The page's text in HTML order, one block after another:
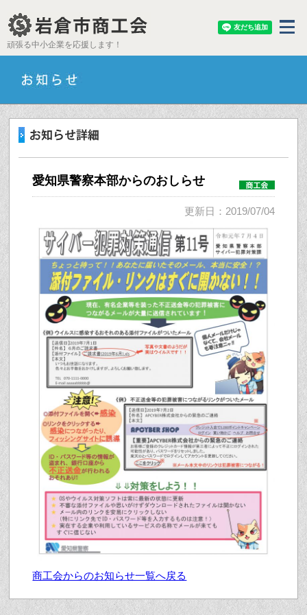
頑張る中小企業を応援します！
愛知県警察本部からのおしらせ
更新日：2019/07/04
商工会からのお知らせ一覧へ戻る